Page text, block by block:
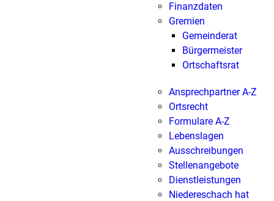
Finanzdaten
Gremien
Gemeinderat
Bürgermeister
Ortschaftsrat
Ansprechpartner A-Z
Ortsrecht
Formulare A-Z
Lebenslagen
Ausschreibungen
Stellenangebote
Dienstleistungen
Niedereschach hat